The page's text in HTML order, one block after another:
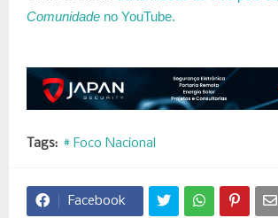
Comunidade no YouTube.
Tags: # Foco Nacional
Facebook